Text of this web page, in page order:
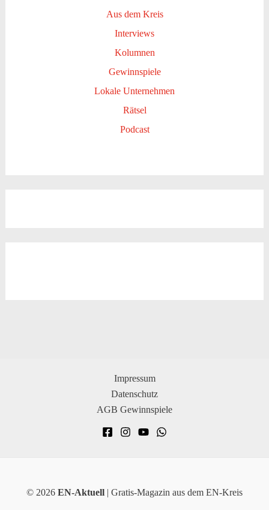
Aus dem Kreis
Interviews
Kolumnen
Gewinnspiele
Lokale Unternehmen
Rätsel
Podcast
Impressum
Datenschutz
AGB Gewinnspiele
© 2026 EN-Aktuell | Gratis-Magazin aus dem EN-Kreis